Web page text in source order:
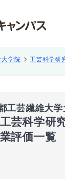
大学院 工芸科学研
工芸繊維大
工芸科学研
評価一覧